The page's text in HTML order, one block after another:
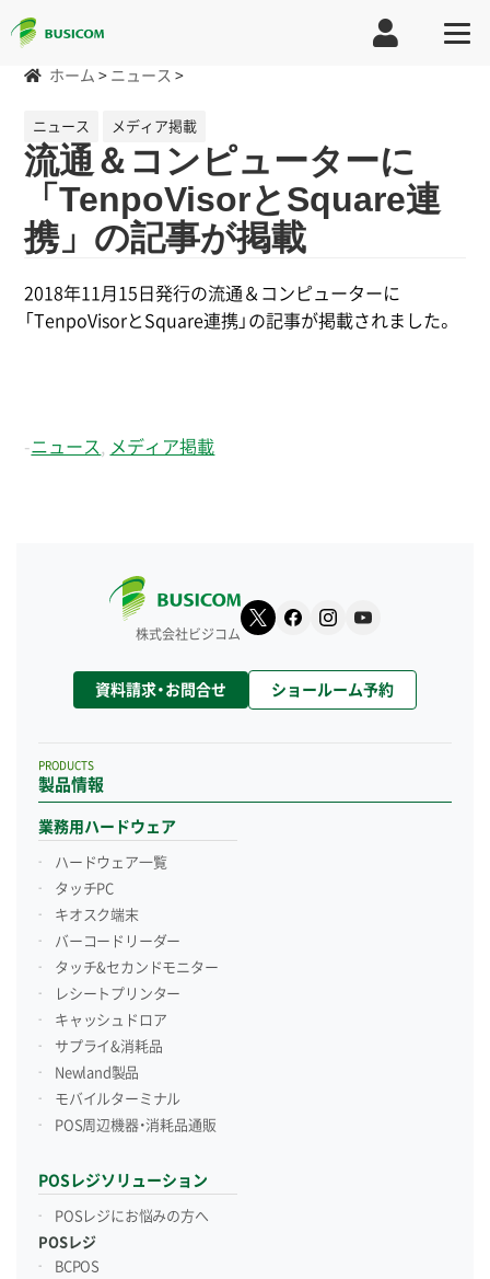
ホーム > ニュース >
ニュース メディア掲載
流通＆コンピューターに
「TenpoVisorとSquare連
携」の記事が掲載
2018年11月15日発行の流通＆コンピューターに
「TenpoVisorとSquare連携」の記事が掲載されました。
- ニュース メディア掲載
株式会社ビジコム
資料請求・お問合せ ショールーム予約
製品情報
PRODUCTS
業務用ハードウェア
ハードウェア一覧
タッチPC
キオスク端末
バーコードリーダー
タッチ&セカンドモニター
レシートプリンター
キャッシュドロア
サプライ&消耗品
Newland製品
モバイルターミナル
POS周辺機器・消耗品通販
POSレジソリューション
POSレジにお悩みの方へ
POSレジ
BCPOS